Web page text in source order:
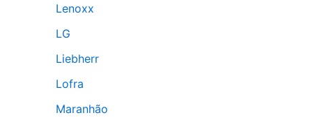
Lenoxx
LG
Liebherr
Lofra
Maranhão